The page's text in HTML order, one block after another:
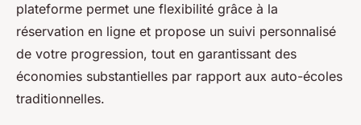
plateforme permet une flexibilité grâce à la
réservation en ligne et propose un suivi personnalisé
de votre progression, tout en garantissant des
économies substantielles par rapport aux auto-écoles
traditionnelles.